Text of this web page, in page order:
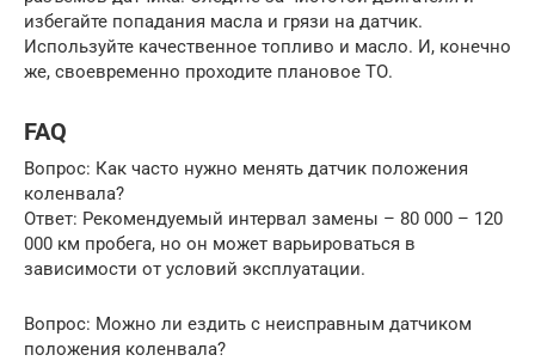
избегайте попадания масла и грязи на датчик.
Используйте качественное топливо и масло. И, конечно
же, своевременно проходите плановое ТО.
FAQ
Вопрос: Как часто нужно менять датчик положения
коленвала?
Ответ: Рекомендуемый интервал замены – 80 000 – 120
000 км пробега, но он может варьироваться в
зависимости от условий эксплуатации.
Вопрос: Можно ли ездить с неисправным датчиком
положения коленвала?